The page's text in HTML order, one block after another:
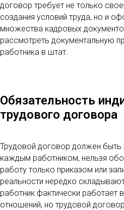
договор требует не только
создания условий труда, но и
множества кадровых
рассмотреть документальную
работника в штат.
Обязательность
трудового договора
Трудовой договор должен быть
каждым работником, нельзя
работу только приказом или
реальности нередко
работник фактически работает
отношений, но трудовой